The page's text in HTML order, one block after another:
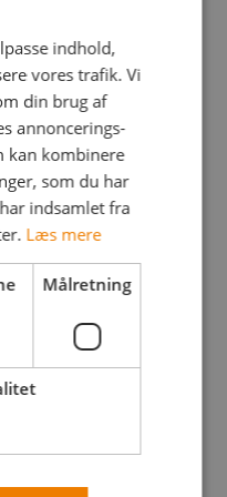
køb af
har I?
vi rammer de
uden at
god
indhold,
vores trafik. Vi
din brug af
annoncerings-
kan kombinere
som du har
indsamlet fra
Læs mere
Målretning